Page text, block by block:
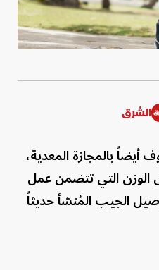
الشرق
أيضاً بالمجازة المعدية،
الوزن التي تتضمن عمل
الجيب المُنشأ حديثاً